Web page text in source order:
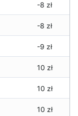
-8 zł
-8 zł
-9 zł
10 zł
10 zł
10 zł